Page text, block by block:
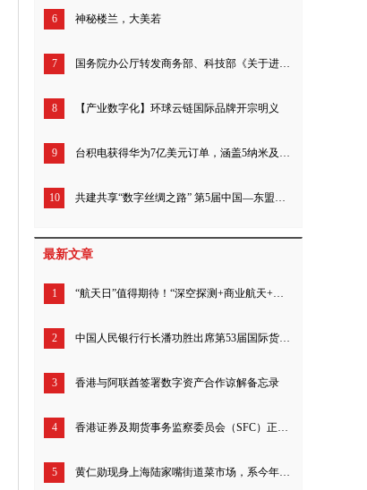
6 神秘楼兰，大美若
7 国务院办公厅转发商务部、科技部《关于进一步鼓励外商投资设立研发中心的若干措施》
8 【产业数字化】环球云链国际品牌开宗明义
9 台积电获得华为7亿美元订单，涵盖5纳米及7纳米芯片
10 共建共享“数字丝绸之路” 第5届中国—东盟信息港论坛举办
最新文章
1 “航天日”值得期待！“深空探测+商业航天+月样研究”将发布最新成果
2 中国人民银行行长潘功胜出席第53届国际货币与金融委员会会议
3 香港与阿联酋签署数字资产合作谅解备忘录
4 香港证券及期货事务监察委员会（SFC）正式发布监管公告
5 黄仁勋现身上海陆家嘴街道菜市场，系今年首度来华，将参加英伟达上海年会